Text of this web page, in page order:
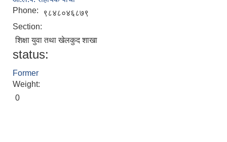
Phone:
९८४८०४६८७९
Section:
शिक्षा युवा तथा खेलकुद शाखा
status:
Former
Weight:
0